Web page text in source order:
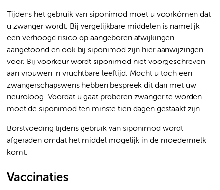
Tijdens het gebruik van siponimod moet u voorkómen dat
u zwanger wordt. Bij vergelijkbare middelen is namelijk
een verhoogd risico op aangeboren afwijkingen
aangetoond en ook bij siponimod zijn hier aanwijzingen
voor. Bij voorkeur wordt siponimod niet voorgeschreven
aan vrouwen in vruchtbare leeftijd. Mocht u toch een
zwangerschapswens hebben bespreek dit dan met uw
neuroloog. Voordat u gaat proberen zwanger te worden
moet de siponimod ten minste tien dagen gestaakt zijn.
Borstvoeding tijdens gebruik van siponimod wordt
afgeraden omdat het middel mogelijk in de moedermelk
komt.
Vaccinaties